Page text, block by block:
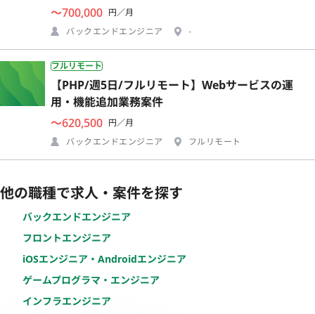
〜700,000 円／月
バックエンドエンジニア
-
フルリモート
【PHP/週5日/フルリモート】Webサービスの運
用・機能追加業務案件
〜620,500 円／月
バックエンドエンジニア
フルリモート
他の職種で求人・案件を探す
バックエンドエンジニア
フロントエンジニア
iOSエンジニア・Androidエンジニア
ゲームプログラマ・エンジニア
インフラエンジニア